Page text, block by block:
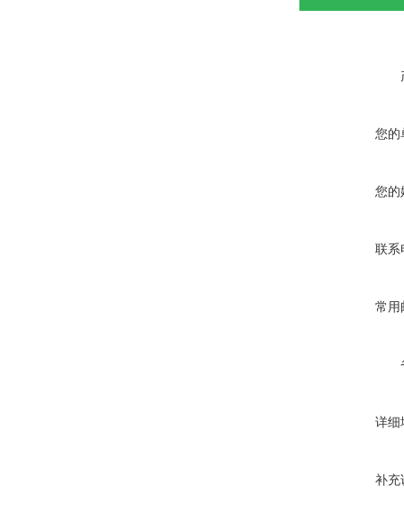
您的
您的
联系
常用
详细
补充